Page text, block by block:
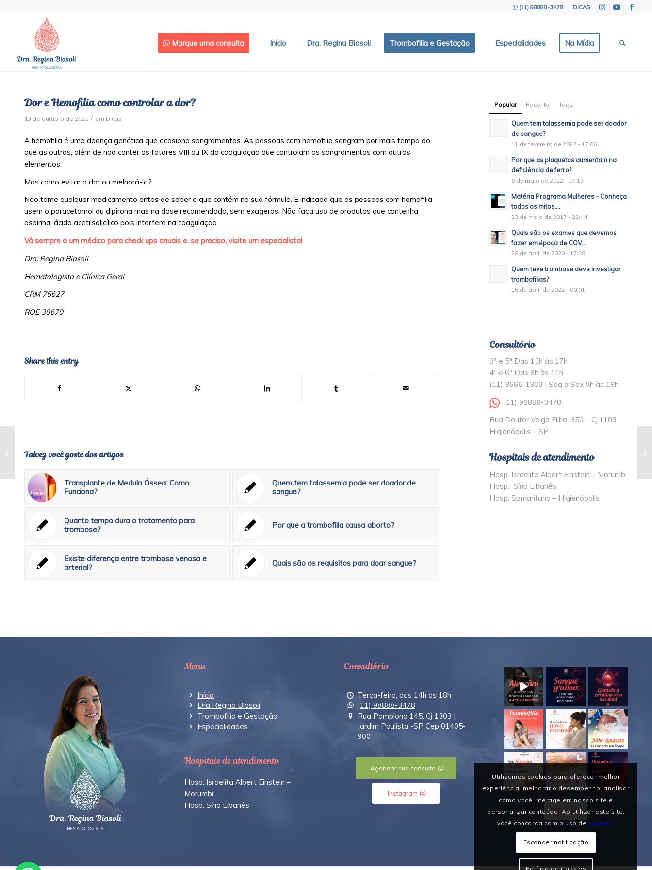
DICAS
(11) 98888-3478
Marque uma consulta Início Dra. Regina Biasoli Trombofilia e Gestação Especialidades Na Mídia
Dor e Hemofilia como controlar a dor?
13 de outubro de 2021 / em Dicas
A hemofilia é uma doença genética que ocasiona sangramentos. As pessoas com hemofilia sangram por mais tempo do
que as outras, além de não conter os fatores VIII ou IX da coagulação que controlam os sangramentos com outros
elementos.
Mas como evitar a dor ou melhorá-la?
Não tome qualquer medicamento antes de saber o que contém na sua fórmula. É indicado que as pessoas com hemofilia
usem o paracetamol ou dipirona mas na dose recomendada, sem exageros. Não faça uso de produtos que contenha
aspirina, ácido acetilsalicílico pois interfere na coagulação.
Vá sempre a um médico para check ups anuais e, se preciso, visite um especialista!
Dra. Regina Biasoli
Hematologista e Clínica Geral
CRM 75627
RQE 30670
Share this entry
Talvez você goste dos artigos
Transplante de Medula Óssea: Como
Funciona?
Quem tem talassemia pode ser doador de
sangue?
Quanto tempo dura o tratamento para
trombose?
Por que a trombofilia causa aborto?
Existe diferença entre trombose venosa e
arterial?
Quais são os requisitos para doar sangue?
Popular Recente Tags
Quem tem talassemia pode ser doador
de sangue?
11 de fevereiro de 2022 - 17:06
Por que as plaquetas aumentam na
deficiência de ferro?
6 de maio de 2022 - 17:15
Matéria Programa Mulheres – Conheça
todos os mitos,...
23 de maio de 2017 - 22:44
Quais são os exames que devemos
fazer em época de COV...
28 de abril de 2020 - 17:38
Quem teve trombose deve investigar
trombofilias?
15 de abril de 2022 - 00:01
Consultório
3ª e 5ª Das 13h às 17h
4ª e 6ª Das 8h às 11h
(11) 3666-1309 | Seg a Sex 9h às 18h
(11) 98888-3478
Rua Doutor Veiga Filho, 350 – Cj.1103.
Higienópolis – SP
Hospitais de atendimento
Hosp. Israelita Albert Einstein – Morumbi
Hosp. Sírio Libanês
Hosp. Samaritano – Higienópolis
Menu
Início
Dra Regina Biasoli
Trombofilia e Gestação
Especialidades
Hospitais de atendimento
Hosp. Israelita Albert Einstein –
Morumbi
Hosp. Sírio Libanês
Consultório
Terça-feira, das 14h às 18h
(11) 98888-3478
Rua Pamplona 145, Cj 1303 |
Jardim Paulista -SP Cep 01405-
900
Agendar sua consulta
Instagram
Seguir
Aterosclerose
Utilizamos cookies para oferecer melhor
experiência, melhorar o desempenho, analisar
como você interage em nosso site e
personalizar conteúdo. Ao utilizar este site,
você concorda com o uso de cookies.
Esconder notificação
Política de Cookies